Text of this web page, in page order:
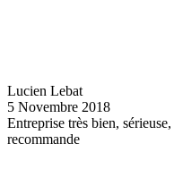
Lucien Lebat
5 Novembre 2018
Entreprise très bien,
recommande